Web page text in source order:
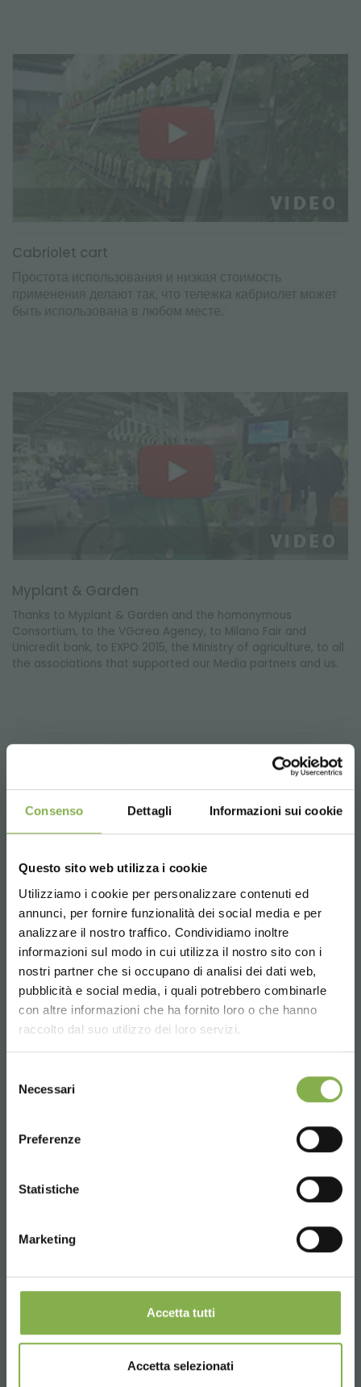
Consenso Dettagli Informazioni sui cookie
Questo sito web utilizza i cookie
Utilizziamo i cookie per personalizzare contenuti ed
annunci, per fornire funzionalità dei social media e per
analizzare il nostro traffico. Condividiamo inoltre
informazioni sul modo in cui utilizza il nostro sito con i
nostri partner che si occupano di analisi dei dati web,
pubblicità e social media, i quali potrebbero combinarle
con altre informazioni che ha fornito loro o che hanno
raccolto dal suo utilizzo dei loro servizi.
delNecessari
Preferenze
Statistiche
Marketing
Accetta tutti
Accetta selezionati
Cabriolet cart
Простота использования и низкая стоимость
применения делают так, что тележка кабриолет может
быть использована в любом месте.
Myplant & Garden
Thanks to Myplant & Garden and the homonymous
Consortium, to the VGcrea Agency, to Milano Fair and
Unicredit bank, to EXPO 2015, the Ministry of agriculture, to all
the associations that supported our Media partners and us.
July 31, 2014: Ernest Wertheim was guest of
Organizzazione Orlandelli
An important Event with the world famous Architect Ernest
Wertheim as guest took place in Mantua last july, 31: 94 years
old, from San Francisco, he is universally recognized, after
more than 60 years of activity, as one of the worldwide
Choose the country you are in and your
language for a better browsing experience